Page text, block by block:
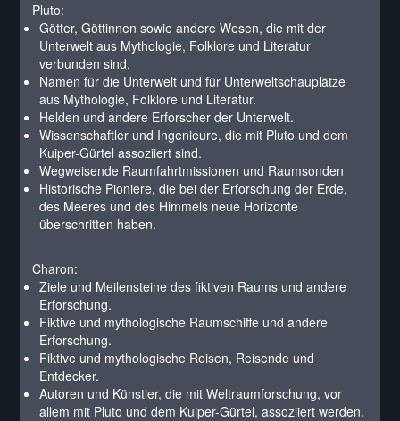
Pluto:
Götter, Göttinnen sowie andere Wesen, die mit der
Unterwelt aus Mythologie, Folklore und Literatur
verbunden sind.
Namen für die Unterwelt und für Unterweltschauplätze
aus Mythologie, Folklore und Literatur.
Helden und andere Erforscher der Unterwelt.
Wissenschaftler und Ingenieure, die mit Pluto und dem
Kuiper-Gürtel assoziiert sind.
Wegweisende Raumfahrtmissionen und Raumsonden
Historische Pioniere, die bei der Erforschung der Erde,
des Meeres und des Himmels neue Horizonte
überschritten haben.
Charon:
Ziele und Meilensteine des fiktiven Raums und andere
Erforschung.
Fiktive und mythologische Raumschiffe und andere
Erforschung.
Fiktive und mythologische Reisen, Reisende und
Entdecker.
Autoren und Künstler, die mit Weltraumforschung, vor
allem mit Pluto und dem Kuiper-Gürtel, assoziiert werden.